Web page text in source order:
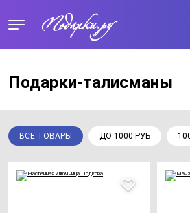
Подарки-талисманы
ВСЕ ТОВАРЫ ДО 1000 РУБ